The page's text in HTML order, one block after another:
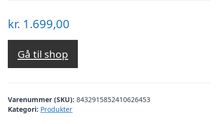
kr. 1.699,00
Gå til shop
Varenummer (SKU): 8432915852410626453
Kategori: Produkter